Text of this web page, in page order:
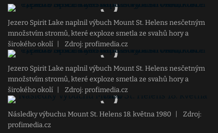
Jezero Spirit Lake naplnil výbuch Mount St. Helens nesčetným
množstvím stromů, které exploze smetla ze svahů hory a
širokého okolí
Zdroj: profimedia.cz
Jezero Spirit Lake naplnil výbuch Mount St. Helens nesčetným
množstvím stromů, které exploze smetla ze svahů hory a
širokého okolí
Zdroj: profimedia.cz
Následky výbuchu Mount St. Helens 18. května 1980
Zdroj:
profimedia.cz